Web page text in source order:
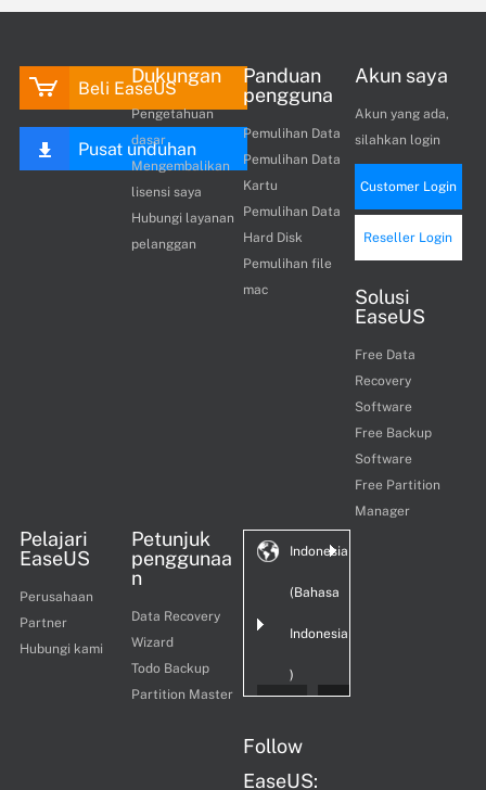
Beli EaseUS
Pusat unduhan
Dukungan
Pengetahuan
dasar
Mengembalikan
lisensi saya
Hubungi layanan
pelanggan
Panduan
pengguna
Pemulihan Data
Pemulihan Data
Kartu
Pemulihan Data
Hard Disk
Pemulihan file
mac
Akun saya
Akun yang ada,
silahkan login
Customer Login
Reseller Login
Solusi
EaseUS
Free Data
Recovery
Software
Free Backup
Software
Free Partition
Manager
Pelajari
EaseUS
Perusahaan
Partner
Hubungi kami
Petunjuk
penggunaa
n
Data Recovery
Wizard
Todo Backup
Partition Master
Indonesia
(Bahasa
Indonesia
)
Follow
EaseUS: